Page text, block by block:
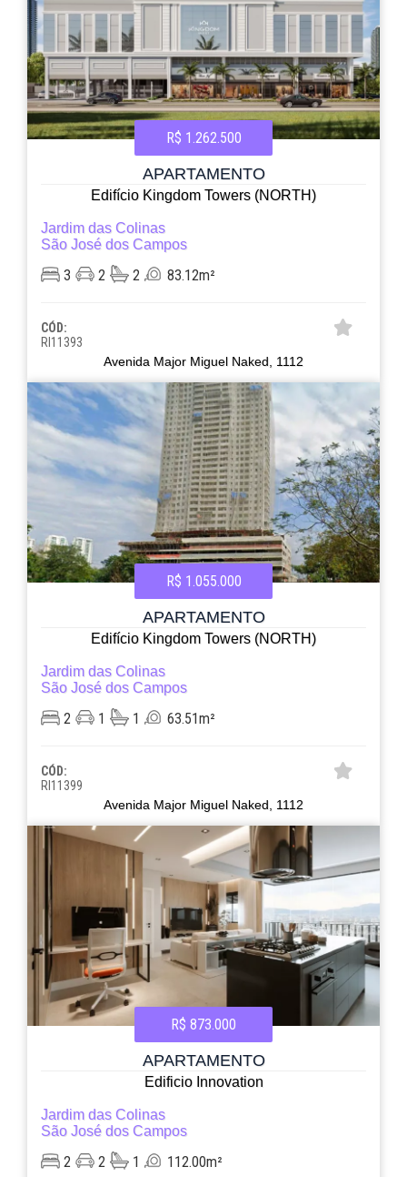
R$ 1.262.500
APARTAMENTO
Edifício Kingdom Towers (NORTH)
Jardim das Colinas
São José dos Campos
3 2 2 83.12m²
CÓD:
RI11393
Avenida Major Miguel Naked, 1112
R$ 1.055.000
APARTAMENTO
Edifício Kingdom Towers (NORTH)
Jardim das Colinas
São José dos Campos
2 1 1 63.51m²
CÓD:
RI11399
Avenida Major Miguel Naked, 1112
R$ 873.000
APARTAMENTO
Edificio Innovation
Jardim das Colinas
São José dos Campos
2 2 1 112.00m²